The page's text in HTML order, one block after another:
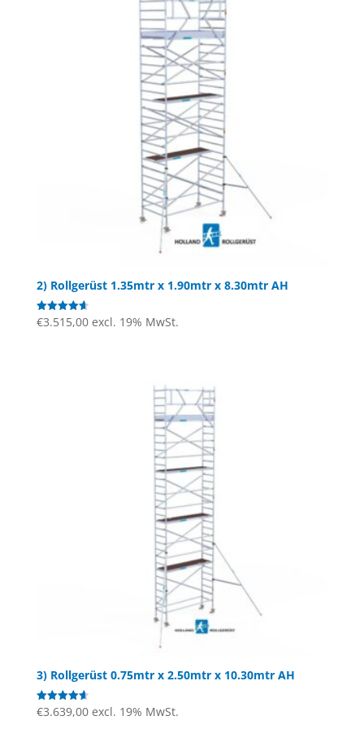
2) Rollgerüst 1.35mtr x 1.90mtr x 8.30mtr AH
Bewertet
mit
€3.515,00 excl. 19% MwSt.
3) Rollgerüst 0.75mtr x 2.50mtr x 10.30mtr AH
Bewertet
mit
€3.639,00 excl. 19% MwSt.